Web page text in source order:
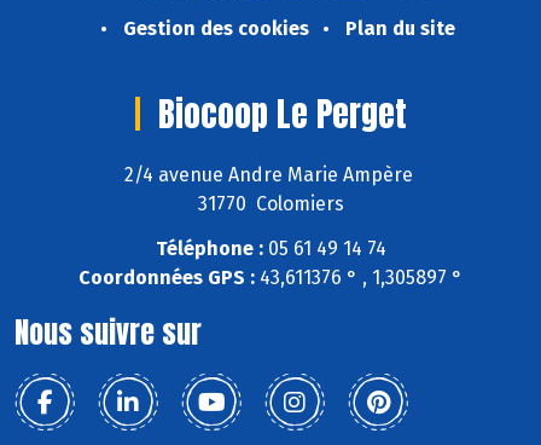
Gestion des cookies
Plan du site
Biocoop Le Perget
2/4 avenue Andre Marie Ampère
31770 Colomiers
Téléphone :05 61 49 14 74
Coordonnées GPS : 43,611376 ° , 1,305897 °
Nous suivre sur